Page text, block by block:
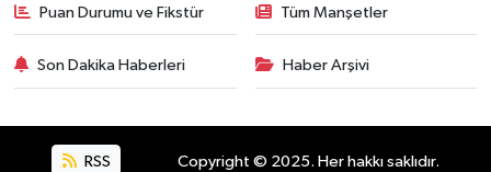
Puan Durumu ve Fikstür Tüm Manşetler
Son Dakika Haberleri Haber Arşivi
RSS Copyright © 2025. Her hakkı saklıdır.